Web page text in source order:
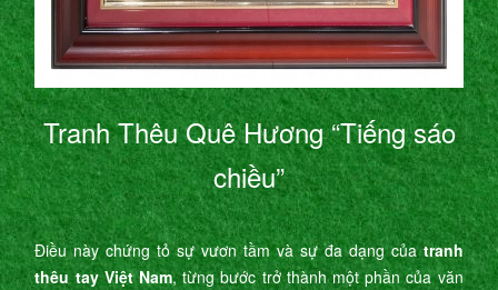
Tranh Thêu Quê Hương “Tiếng sáo
chiều”
Điều này chứng tỏ sự vươn tầm và sự đa dạng củatranh
thêu tay Việt Nam, từng bước trở thành một phần của văn